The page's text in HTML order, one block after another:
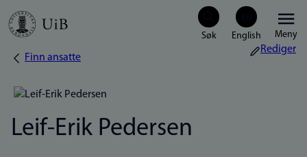
Hopp
Meny
Navigasjonssti
Finn ansatte
Rediger
Leif-Erik Pedersen